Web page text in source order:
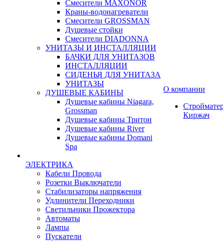
Смесители MAXONOR
Краны-водонагреватели
Смесители GROSSMAN
Душевые стойки
Смесители DIADONNA
УНИТАЗЫ И ИНСТАЛЛЯЦИИ
БАЧКИ ДЛЯ УНИТАЗОВ
ИНСТАЛЛЯЦИИ
СИДЕНЬЯ ДЛЯ УНИТАЗА
УНИТАЗЫ
ДУШЕВЫЕ КАБИНЫ
Душевые кабины Niagara,
Grossman
Душевые кабины Тритон
Душевые кабины River
Душевые кабины Domani
Spa
ЭЛЕКТРИКА
Кабели Провода
Розетки Выключатели
Стабилизаторы напряжения
Удлинители Переходники
Светильники Прожектора
Автоматы
Лампы
Пускатели
О компании
Киржач